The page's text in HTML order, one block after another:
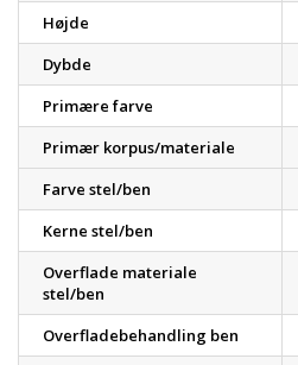
Højde
Dybde
Primære farve
Primær korpus/materiale
Farve stel/ben
Kerne stel/ben
Overflade materiale
stel/ben
Overfladebehandling ben